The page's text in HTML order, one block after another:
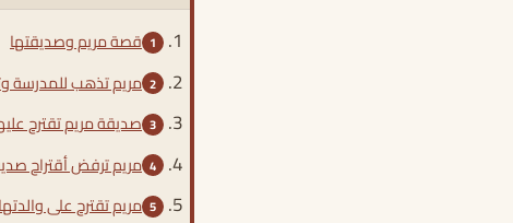
قصة مريم وصديقتها
مريم تذهب للمدرسة
صديقة مريم تقترح
مريم ترفض أقتراح
مريم تقترح على